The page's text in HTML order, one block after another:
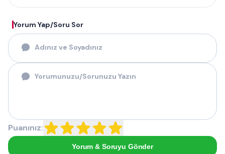
Yorum Yap/Soru Sor
Puanınız:
Yorum & Soruyu Gönder